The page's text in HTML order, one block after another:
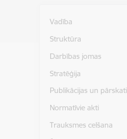
Vadība
Struktūra
Darbības jomas
Stratēģija
Publikācijas un pārskati
Normatīvie akti
Trauksmes celšana